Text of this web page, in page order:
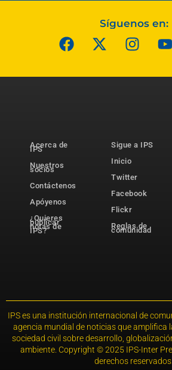
Síguenos en:
Acerca de
IPS
Nuestros
socios
Contáctenos
Apóyenos
¿Quieres
publicar
notas de
IPS?
Sigue a IPS
Inicio
Twitter
Facebook
Flickr
Reglas de
comunidad
IPS es una institución internacional de
agencia mundial de noticias que amplifica
sociedad civil sobre desarrollo,
ambiente. Copyright © 2025 IPS-Inter
derechos reservados.